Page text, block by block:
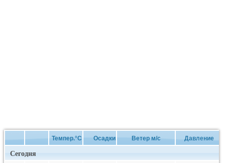
Темпер.°C Осадки Ветер м/с Давление
Сегодня